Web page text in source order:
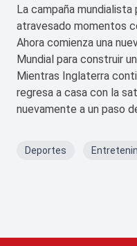
La campaña
atravesado momentos
Ahora comienza una
Mundial para construir
Mientras Inglaterra
regresa a casa con la
nuevamente a un paso
Deportes